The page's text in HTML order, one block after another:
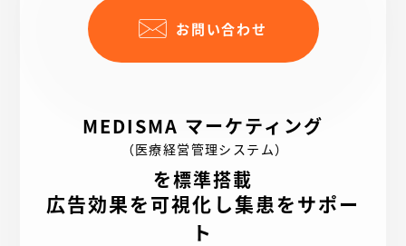
う、制作させていただきました。
患者様の悩み・気持ちに寄り添うホームページを作いたし
お問い合わせ
MEDISMA マーケティング
（医療経営管理システム）
を標準搭載
広告効果を可視化し集患をサポー
ト